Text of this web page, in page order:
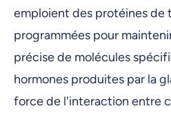
emploient des protéines de
programmées pour
précise de molécules
hormones produites par la
force de l'interaction entre